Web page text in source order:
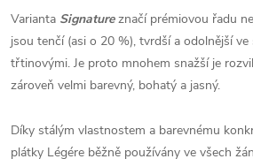
Varianta Signature značí prémiovou řadu
jsou tenčí (asi o 20 %), tvrdší a odolnější
třtinovými. Je proto mnohem snažší je
zároveň velmi barevný, bohatý a jasný.
Díky stálým vlastnostem a barevnému
plátky Légére běžně používány ve všech